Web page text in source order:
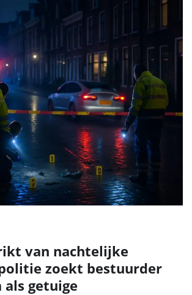
van nachtelijke
zoekt bestuurder
getuige